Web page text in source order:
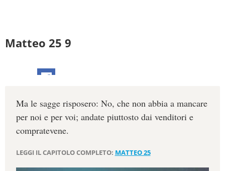
Matteo 25 9
Ma le sagge risposero: No, che non abbia a mancare
per noi e per voi; andate piuttosto dai venditori e
compratevene.
LEGGI IL CAPITOLO COMPLETO: MATTEO 25